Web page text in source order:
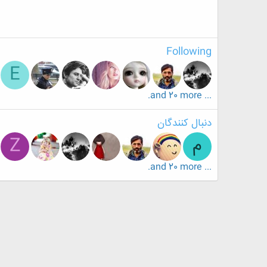
Following
E
... and 20 more.
دنبال کنندگان
م Z
... and 20 more.